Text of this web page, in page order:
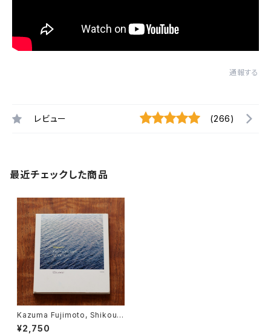
通報する
レビュー (266)
最近チェックした商品
Kazuma Fujimoto, Shikou It
o / Wavenir
¥2,750